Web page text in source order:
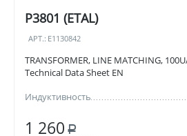
P3801 (ETAL)
АРТ.: E1130842
TRANSFORMER, LINE MATCHING,
Technical Data Sheet EN
Индуктивность
1 260 Р